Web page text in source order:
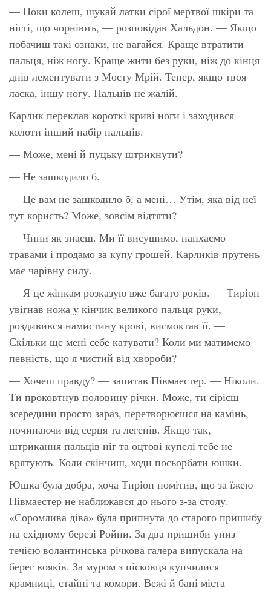
— Поки колеш, шукай латки сірої мертвої шкіри та
нігті, що чорніють, — розповідав Хальдон. — Якщо
побачиш такі ознаки, не вагайся. Краще втратити
пальця, ніж ногу. Краще жити без руки, ніж до кінця
днів лементувати з Мосту Мрій. Тепер, якщо твоя
ласка, іншу ногу. Пальців не жалій.
Карлик переклав короткі криві ноги і заходився
колоти інший набір пальців.
— Може, мені й пуцьку штрикнути?
— Не зашкодило б.
— Це вам не зашкодило б, а мені… Утім, яка від неї
тут користь? Може, зовсім відтяти?
— Чини як знаєш. Ми її висушимо, напхаємо
травами і продамо за купу грошей. Карликів прутень
має чарівну силу.
— Я це жінкам розказую вже багато років. — Тиріон
увігнав ножа у кінчик великого пальця руки,
роздивився намистину крові, висмоктав її. —
Скільки ще мені себе катувати? Коли ми матимемо
певність, що я чистий від хвороби?
— Хочеш правду? — запитав Півмаестер. — Ніколи.
Ти проковтнув половину річки. Може, ти сірієш
зсередини просто зараз, перетворюєшся на камінь,
починаючи від серця та легенів. Якщо так,
штрикання пальців ніг та оцтові купелі тебе не
врятують. Коли скінчиш, ходи посьорбати юшки.
Юшка була добра, хоча Тиріон помітив, що за їжею
Півмаестер не наближався до нього з-за столу.
«Соромлива діва» була припнута до старого пришибу
на східному березі Ройни. За два пришиби униз
течією волантинська річкова галера випускала на
берег вояків. За муром з пісковця купчилися
крамниці, стайні та комори. Вежі й бані міста